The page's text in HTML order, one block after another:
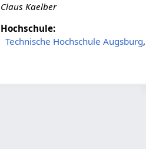
Claus Kaelber
Hochschule:
Technische Hochschule Augsburg,